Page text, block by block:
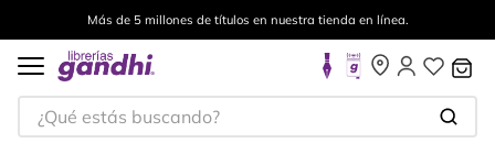
Más de 5 millones de títulos en nuestra tienda en línea.
¿Qué estás buscando?